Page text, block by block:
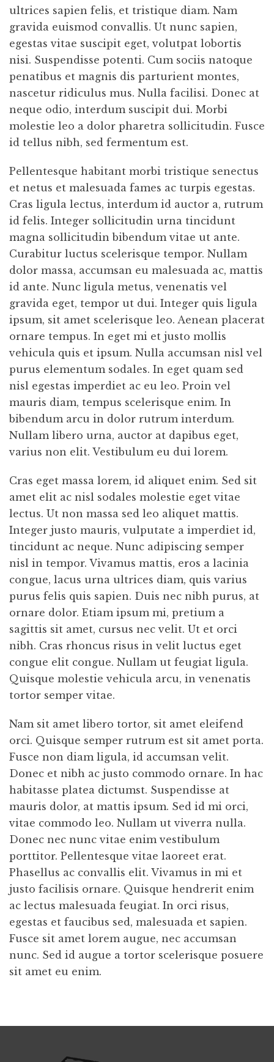
ultrices sapien felis, et tristique diam. Nam
gravida euismod convallis. Ut nunc sapien,
egestas vitae suscipit eget, volutpat lobortis
nisi. Suspendisse potenti. Cum sociis natoque
penatibus et magnis dis parturient montes,
nascetur ridiculus mus. Nulla facilisi. Donec at
neque odio, interdum suscipit dui. Morbi
molestie leo a dolor pharetra sollicitudin. Fusce
id tellus nibh, sed fermentum est.
Pellentesque habitant morbi tristique senectus
et netus et malesuada fames ac turpis egestas.
Cras ligula lectus, interdum id auctor a, rutrum
id felis. Integer sollicitudin urna tincidunt
magna sollicitudin bibendum vitae ut ante.
Curabitur luctus scelerisque tempor. Nullam
dolor massa, accumsan eu malesuada ac, mattis
id ante. Nunc ligula metus, venenatis vel
gravida eget, tempor ut dui. Integer quis ligula
ipsum, sit amet scelerisque leo. Aenean placerat
ornare tempus. In eget mi et justo mollis
vehicula quis et ipsum. Nulla accumsan nisl vel
purus elementum sodales. In eget quam sed
nisl egestas imperdiet ac eu leo. Proin vel
mauris diam, tempus scelerisque enim. In
bibendum arcu in dolor rutrum interdum.
Nullam libero urna, auctor at dapibus eget,
varius non elit. Vestibulum eu dui lorem.
Cras eget massa lorem, id aliquet enim. Sed sit
amet elit ac nisl sodales molestie eget vitae
lectus. Ut non massa sed leo aliquet mattis.
Integer justo mauris, vulputate a imperdiet id,
tincidunt ac neque. Nunc adipiscing semper
nisl in tempor. Vivamus mattis, eros a lacinia
congue, lacus urna ultrices diam, quis varius
purus felis quis sapien. Duis nec nibh purus, at
ornare dolor. Etiam ipsum mi, pretium a
sagittis sit amet, cursus nec velit. Ut et orci
nibh. Cras rhoncus risus in velit luctus eget
congue elit congue. Nullam ut feugiat ligula.
Quisque molestie vehicula arcu, in venenatis
tortor semper vitae.
Nam sit amet libero tortor, sit amet eleifend
orci. Quisque semper rutrum est sit amet porta.
Fusce non diam ligula, id accumsan velit.
Donec et nibh ac justo commodo ornare. In hac
habitasse platea dictumst. Suspendisse at
mauris dolor, at mattis ipsum. Sed id mi orci,
vitae commodo leo. Nullam ut viverra nulla.
Donec nec nunc vitae enim vestibulum
porttitor. Pellentesque vitae laoreet erat.
Phasellus ac convallis elit. Vivamus in mi et
justo facilisis ornare. Quisque hendrerit enim
ac lectus malesuada feugiat. In orci risus,
egestas et faucibus sed, malesuada et sapien.
Fusce sit amet lorem augue, nec accumsan
nunc. Sed id augue a tortor scelerisque posuere
sit amet eu enim.